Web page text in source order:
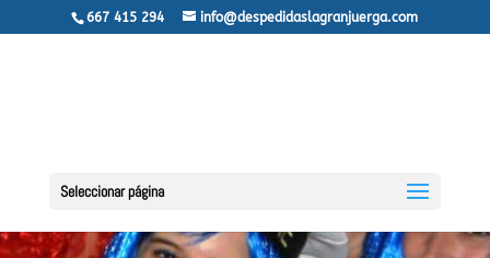
667 415 294 info@despedidaslagranjuerga.com
Seleccionar página